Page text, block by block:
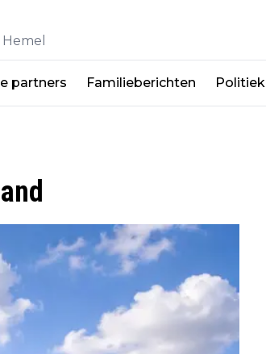
partners Familieberichten Politiek